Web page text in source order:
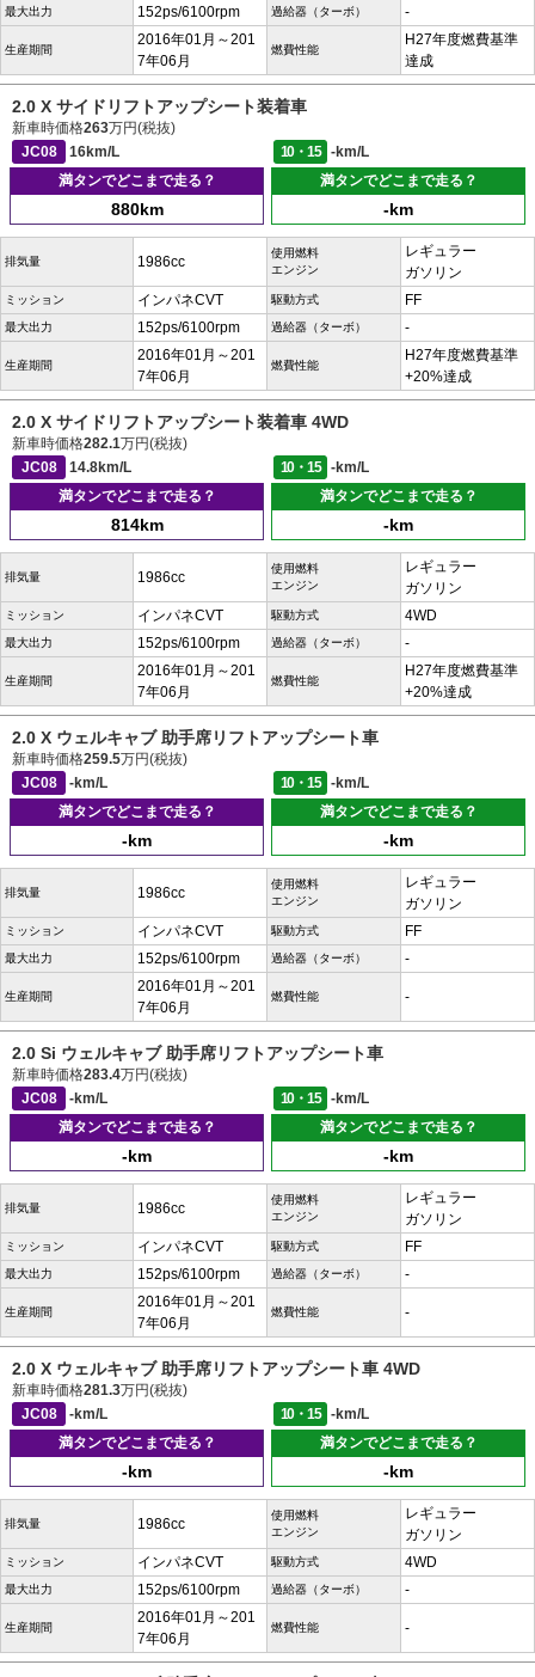
最大出力 152ps/6100rpm 過給器（ターボ） -
生産期間
2016年01月～201
7年06月
燃費性能
H27年度燃費基準
達成
2.0 X サイドリフトアップシート装着車
新車時価格263万円(税抜)
JC08
16km/L 10・15
-km/L
満タンでどこまで走る？
880km
満タンでどこまで走る？
-km
排気量 1986cc
使用燃料
エンジン
レギュラー
ガソリン
ミッション インパネCVT 駆動方式 FF
最大出力 152ps/6100rpm 過給器（ターボ） -
生産期間
2016年01月～201
7年06月
燃費性能
H27年度燃費基準
+20%達成
2.0 X サイドリフトアップシート装着車 4WD
新車時価格282.1万円(税抜)
JC08
14.8km/L 10・15
-km/L
満タンでどこまで走る？
814km
満タンでどこまで走る？
-km
排気量 1986cc
使用燃料
エンジン
レギュラー
ガソリン
ミッション インパネCVT 駆動方式 4WD
最大出力 152ps/6100rpm 過給器（ターボ） -
生産期間
2016年01月～201
7年06月
燃費性能
H27年度燃費基準
+20%達成
2.0 X ウェルキャブ 助手席リフトアップシート車
新車時価格259.5万円(税抜)
JC08
-km/L 10・15
-km/L
満タンでどこまで走る？
-km
満タンでどこまで走る？
-km
排気量 1986cc
使用燃料
エンジン
レギュラー
ガソリン
ミッション インパネCVT 駆動方式 FF
最大出力 152ps/6100rpm 過給器（ターボ） -
生産期間
2016年01月～201
7年06月
燃費性能 -
2.0 Si ウェルキャブ 助手席リフトアップシート車
新車時価格283.4万円(税抜)
JC08
-km/L 10・15
-km/L
満タンでどこまで走る？
-km
満タンでどこまで走る？
-km
排気量 1986cc
使用燃料
エンジン
レギュラー
ガソリン
ミッション インパネCVT 駆動方式 FF
最大出力 152ps/6100rpm 過給器（ターボ） -
生産期間
2016年01月～201
7年06月
燃費性能 -
2.0 X ウェルキャブ 助手席リフトアップシート車 4WD
新車時価格281.3万円(税抜)
JC08
-km/L 10・15
-km/L
満タンでどこまで走る？
-km
満タンでどこまで走る？
-km
排気量 1986cc
使用燃料
エンジン
レギュラー
ガソリン
ミッション インパネCVT 駆動方式 4WD
最大出力 152ps/6100rpm 過給器（ターボ） -
生産期間
2016年01月～201
7年06月
燃費性能 -